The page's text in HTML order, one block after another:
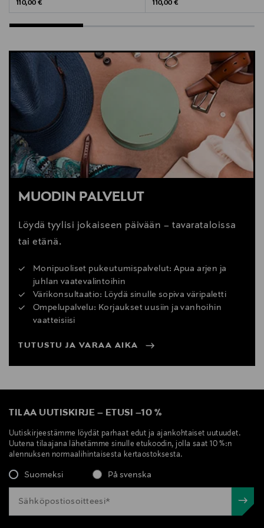
Original Price
110,00 €
Original Price
110,00 €
MUODIN PALVELUT
Löydä tyylisi jokaiseen päivään – tavarataloissa
tai etänä.
Monipuoliset pukeutumispalvelut: Apua arjen ja
juhlan vaatevalintoihin
Värikonsultaatio: Löydä sinulle sopiva väripaletti
Ompelupalvelu: Korjaukset uusiin ja vanhoihin
vaatteisiisi
TUTUSTU JA VARAA AIKA
TILAA UUTISKIRJE – ETUSI –10 %
Uutiskirjeestämme löydät parhaat edut ja ajankohtaiset uutuudet.
Uutena tilaajana lähetämme sinulle etukoodin, jolla saat 10 %:n
alennuksen normaalihintaisesta kertaostoksesta.
Suomeksi På svenska